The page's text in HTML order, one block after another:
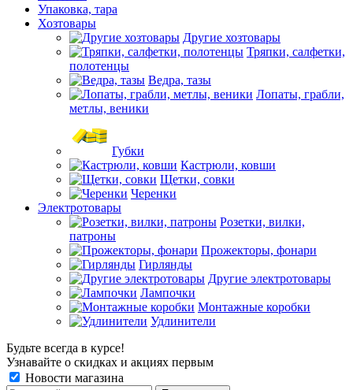
Упаковка, тара
Хозтовары
Другие хозтовары
Тряпки, салфетки,
полотенцы
Ведра, тазы
Лопаты, грабли,
метлы, веники
Губки
Кастрюли, ковши
Щетки, совки
Черенки
Электротовары
Розетки, вилки,
патроны
Прожекторы, фонари
Гирлянды
Другие электротовары
Лампочки
Монтажные коробки
Удлинители
Будьте всегда в курсе!
Узнавайте о скидках и акциях первым
Новости магазина